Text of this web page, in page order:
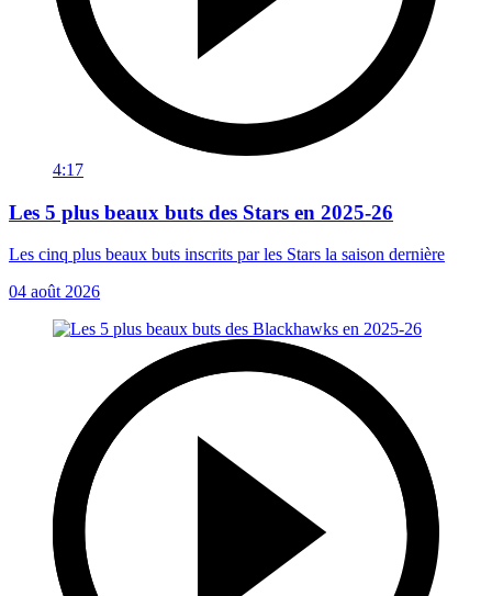
4:17
Les 5 plus beaux buts des Stars en 2025-26
Les cinq plus beaux buts inscrits par les Stars la saison dernière
04 août 2026